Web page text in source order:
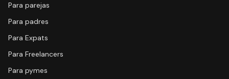
Para parejas
Para padres
Para Expats
Para Freelancers
Para pymes